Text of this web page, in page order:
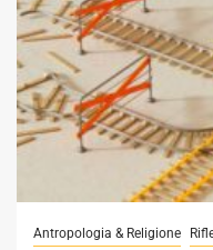
Antropologia & Religione